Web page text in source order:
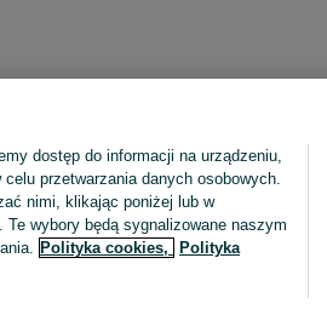
dostęp do informacji na urządzeniu,
przetwarzania danych osobowych.
nimi, klikając poniżej lub w
wybory będą sygnalizowane naszym
Polityka cookies,
Polityka